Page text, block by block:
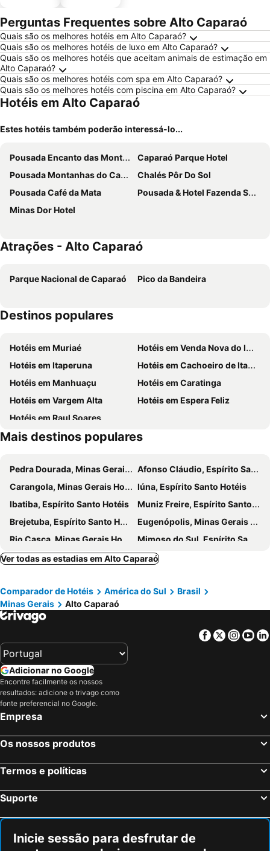
mento
Perguntas Frequentes sobre Alto Caparaó
Quais são os melhores hotéis em Alto Caparaó?
Quais são os melhores hotéis de luxo em Alto Caparaó?
Quais são os melhores hotéis que aceitam animais de estimação em
Alto Caparaó?
Quais são os melhores hotéis com spa em Alto Caparaó?
Quais são os melhores hotéis com piscina em Alto Caparaó?
Hotéis em Alto Caparaó
Estes hotéis também poderão interessá-lo...
Pousada Encanto das Montanhas
Caparaó Parque Hotel
Pousada Montanhas do Caparaó
Chalés Pôr Do Sol
Pousada Café da Mata
Pousada & Hotel Fazenda Segredo Das Águas
Minas Dor Hotel
Atrações - Alto Caparaó
Parque Nacional de Caparaó Pico da Bandeira
Destinos populares
Hotéis em Muriaé
Hotéis em Venda Nova do Imigrante
Hotéis em Itaperuna
Hotéis em Cachoeiro de Itapemirim
Hotéis em Manhuaçu
Hotéis em Caratinga
Hotéis em Vargem Alta
Hotéis em Espera Feliz
Hotéis em Raul Soares
Mais destinos populares
Pedra Dourada, Minas Gerais Hotéis
Afonso Cláudio, Espírito Santo Hotéis
Carangola, Minas Gerais Hotéis
Iúna, Espírito Santo Hotéis
Ibatiba, Espírito Santo Hotéis
Muniz Freire, Espírito Santo Hotéis
Brejetuba, Espírito Santo Hotéis
Eugenópolis, Minas Gerais Hotéis
Rio Casca, Minas Gerais Hotéis
Mimoso do Sul, Espírito Santo Hotéis
Diamantina, Minas Gerais Hotéis
Serro, Minas Gerais Hotéis
São Paulo, São Paulo Hotéis
Fortaleza, Ceará Hotéis
Natal, Rio Grande do Norte Hotéis
Foz do Iguaçu, Paraná Hotéis
Porto de Galinhas, Pernambuco Hotéis
Maceió, Alagoas Hotéis
Porto Seguro, Bahia Hotéis
Ver todas as estadias em Alto Caparaó
Comparador de Hotéis América do Sul
Brasil
Minas Gerais
Alto Caparaó
Facebook
Twitter
Adicionar no Google
Encontre facilmente os nossos
resultados: adicione o trivago como
fonte preferencial no Google.
Empresa
Os nossos produtos
Termos e políticas
Suporte
Inicie sessão para desfrutar de